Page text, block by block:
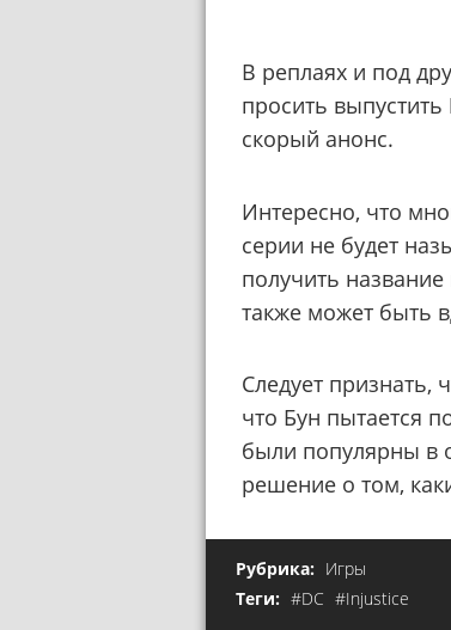
В реплаях и под
просить выпустить
скорый анонс.
Интересно, что
серии не будет
получить
также может быть
Следует признать,
что Бун пытается
были популярны в
решение о том,
Рубрика: Игры
Теги: #DC #Injustice